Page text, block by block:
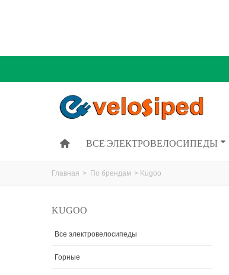
ВСЕ ЭЛЕКТРОВЕЛОСИПЕДЫ
Главная > По брендам > Kugoo
KUGOO
Все электровелосипеды
Горные